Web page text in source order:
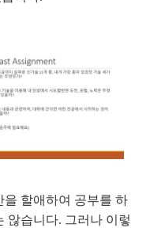
을 할애하여 공부를 하
않습니다. 그러나 이렇